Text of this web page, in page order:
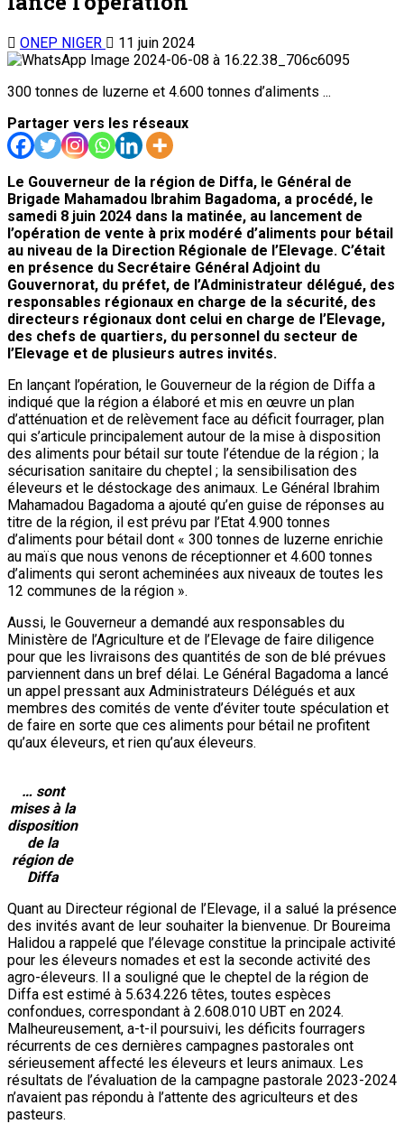
ONEP NIGER 11 juin 2024
300 tonnes de luzerne et 4.600 tonnes d’aliments ...
Partager vers les réseaux
Le Gouverneur de la région de Diffa, le Général de
Brigade Mahamadou Ibrahim Bagadoma, a procédé, le
samedi 8 juin 2024 dans la matinée, au lancement de
l’opération de vente à prix modéré d’aliments pour bétail
au niveau de la Direction Régionale de l’Elevage. C’était
en présence du Secrétaire Général Adjoint du
Gouvernorat, du préfet, de l’Administrateur délégué, des
responsables régionaux en charge de la sécurité, des
directeurs régionaux dont celui en charge de l’Elevage,
des chefs de quartiers, du personnel du secteur de
l’Elevage et de plusieurs autres invités.
En lançant l’opération, le Gouverneur de la région de Diffa a
indiqué que la région a élaboré et mis en œuvre un plan
d’atténuation et de relèvement face au déficit fourrager, plan
qui s’articule principalement autour de la mise à disposition
des aliments pour bétail sur toute l’étendue de la région ; la
sécurisation sanitaire du cheptel ; la sensibilisation des
éleveurs et le déstockage des animaux. Le Général Ibrahim
Mahamadou Bagadoma a ajouté qu’en guise de réponses au
titre de la région, il est prévu par l’Etat 4.900 tonnes
d’aliments pour bétail dont « 300 tonnes de luzerne enrichie
au maïs que nous venons de réceptionner et 4.600 tonnes
d’aliments qui seront acheminées aux niveaux de toutes les
12 communes de la région ».
Aussi, le Gouverneur a demandé aux responsables du
Ministère de l’Agriculture et de l’Elevage de faire diligence
pour que les livraisons des quantités de son de blé prévues
parviennent dans un bref délai. Le Général Bagadoma a lancé
un appel pressant aux Administrateurs Délégués et aux
membres des comités de vente d’éviter toute spéculation et
de faire en sorte que ces aliments pour bétail ne profitent
qu’aux éleveurs, et rien qu’aux éleveurs.
… sont
mises à la
disposition
de la
région de
Diffa
Quant au Directeur régional de l’Elevage, il a salué la présence
des invités avant de leur souhaiter la bienvenue. Dr Boureima
Halidou a rappelé que l’élevage constitue la principale activité
pour les éleveurs nomades et est la seconde activité des
agro-éleveurs. Il a souligné que le cheptel de la région de
Diffa est estimé à 5.634.226 têtes, toutes espèces
confondues, correspondant à 2.608.010 UBT en 2024.
Malheureusement, a-t-il poursuivi, les déficits fourragers
récurrents de ces dernières campagnes pastorales ont
sérieusement affecté les éleveurs et leurs animaux. Les
résultats de l’évaluation de la campagne pastorale 2023-2024
n’avaient pas répondu à l’attente des agriculteurs et des
pasteurs.